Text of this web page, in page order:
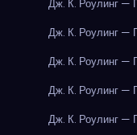
Дж. К. Роулинг —
Дж. К. Роулинг —
Дж. К. Роулинг —
Дж. К. Роулинг —
Дж. К. Роулинг —